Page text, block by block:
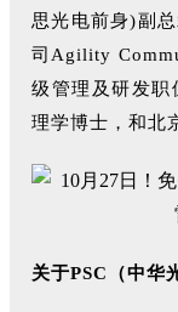
思光电前身)副
司Agility
级管理及研发职
理学博士，和北
关于PSC（中华